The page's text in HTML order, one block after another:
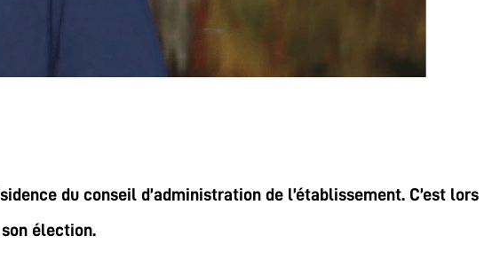
du conseil d’administration de l’établissement. C’est lors
élection.